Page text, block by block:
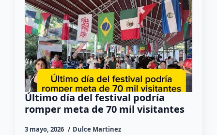
Último día del festival podría
romper meta de 70 mil visitantes
3 mayo, 2026 Dulce Martinez